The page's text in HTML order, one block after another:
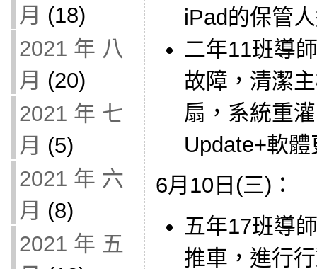
月 (18)
2021 年 八
月 (20)
2021 年 七
月 (5)
2021 年 六
月 (8)
2021 年 五
iPad的保管
二年11班導
故障，清潔
扇，系統重
Update+軟
6月10日(三)：
五年17班導
推車，進行